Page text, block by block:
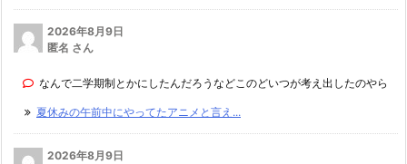
2026年8月9日
匿名 さん
なんで二学期制とかにしたんだろうなどこのどいつが考え出したのやら
夏休みの午前中にやってたアニメと言え...
2026年8月9日